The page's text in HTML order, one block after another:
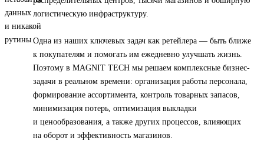
логистическую инфраструктуру.
Одна из наших ключевых задач как ретейлера — быть ближе
к покупателям и помогать им ежедневно улучшать жизнь.
Поэтому в MAGNIT TECH мы решаем комплексные бизнес-
задачи в реальном времени: организация работы персонала,
формирование ассортимента, контроль товарных запасов,
минимизация потерь, оптимизация выкладки
и ценообразования, а также других процессов, влияющих
на оборот и эффективность магазинов.